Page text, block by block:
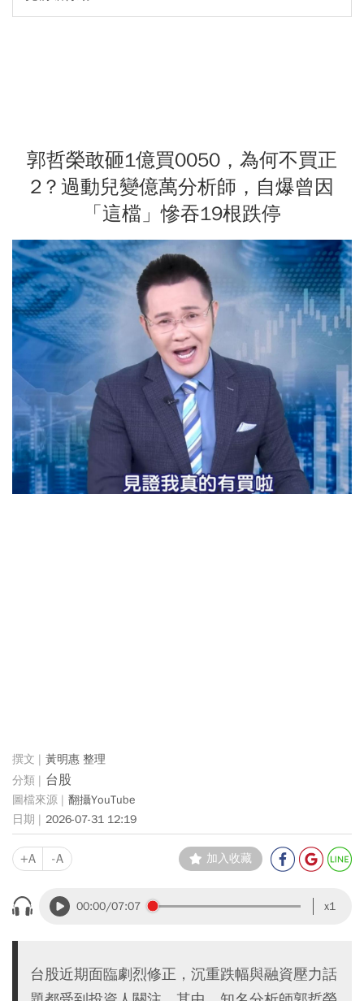
郭哲榮敢砸1億買0050，為何不買正
2？過動兒變億萬分析師，自爆曾因
「這檔」慘吞19根跌停
黃明惠 整理
台股
翻攝YouTube
2026-07-31 12:19
+A -A 加入收藏
00:00/07:07 x1
台股近期面臨劇烈修正，沉重跌幅與融資壓力話